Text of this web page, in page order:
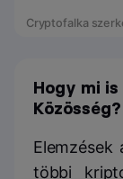
Cryptofalka
Hogy mi
Közösség?
többi